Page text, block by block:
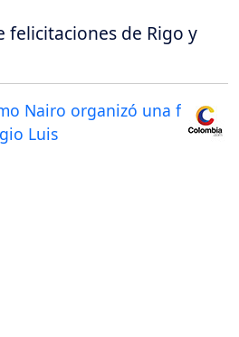
felicitaciones de Rigo y